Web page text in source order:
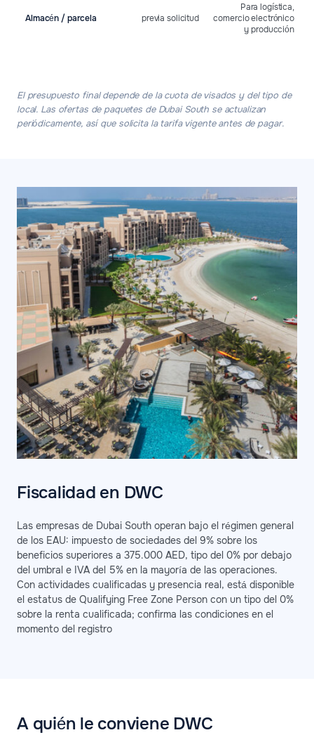
Almacén / parcela previa solicitud
Para logística,
comercio electrónico
y producción
El presupuesto final depende de la cuota de visados y del tipo de
local. Las ofertas de paquetes de Dubai South se actualizan
periódicamente, así que solicita la tarifa vigente antes de pagar.
Fiscalidad en DWC
Las empresas de Dubai South operan bajo el régimen general
de los EAU: impuesto de sociedades del 9% sobre los
beneficios superiores a 375.000 AED, tipo del 0% por debajo
del umbral e IVA del 5% en la mayoría de las operaciones.
Con actividades cualificadas y presencia real, está disponible
el estatus de Qualifying Free Zone Person con un tipo del 0%
sobre la renta cualificada; confirma las condiciones en el
momento del registro
A quién le conviene DWC